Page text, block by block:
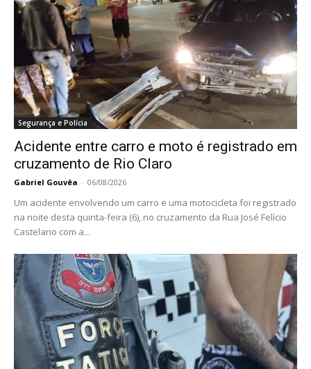
Segurança e Polícia
Acidente entre carro e moto é registrado em
cruzamento de Rio Claro
Gabriel Gouvêa - 06/08/2026
Um acidente envolvendo um carro e uma motocicleta foi registrado
na noite desta quinta-feira (6), no cruzamento da Rua José Felício
Castelano com a...